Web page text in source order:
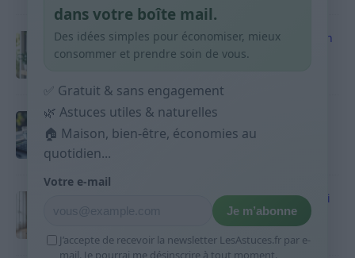
Produits ménagers : comment économiser en
courses sans acheter 10 sprays
Budget mensuel : méthode rapide pour
répartir son salaire dès le jour de paie
9 avril 2026
Sport 10 minutes par jour est-ce utile et quoi
9 avril 2026
dans votre boîte mail.
Des idées simples pour économiser, mieux
consommer et prendre soin de vous.
✅ Gratuit & sans engagement
🌿 Astuces utiles & naturelles
🏠 Maison, bien-être, économies au
quotidien...
Votre e-mail
Je m’abonne
J’accepte de recevoir la newsletter LesAstuces.fr par e-
mail. Je pourrai me désinscrire à tout moment.